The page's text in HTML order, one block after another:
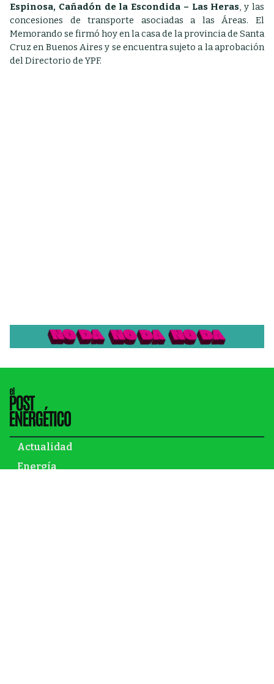
Espinosa, Cañadón de la Escondida – Las Heras, y las
concesiones de transporte asociadas a las Áreas. El
Memorando se firmó hoy en la casa de la provincia de Santa
Cruz en Buenos Aires y se encuentra sujeto a la aprobación
del Directorio de YPF.
Actualidad
Energía